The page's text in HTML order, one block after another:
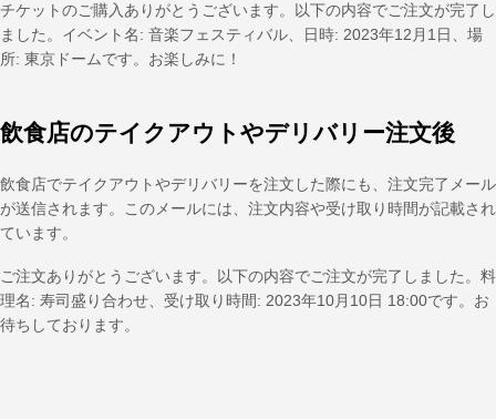
チケットのご購入ありがとうございます。以下の内容でご注文が完了し
ました。イベント名: 音楽フェスティバル、日時: 2023年12月1日、場
所: 東京ドームです。お楽しみに！
飲食店のテイクアウトやデリバリー注文後
飲食店でテイクアウトやデリバリーを注文した際にも、注文完了メール
が送信されます。このメールには、注文内容や受け取り時間が記載され
ています。
ご注文ありがとうございます。以下の内容でご注文が完了しました。料
理名: 寿司盛り合わせ、受け取り時間: 2023年10月10日 18:00です。お
待ちしております。